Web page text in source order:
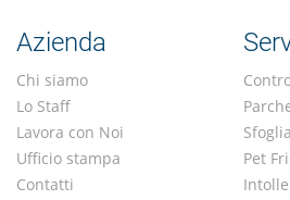
Azienda
Chi siamo
Lo Staff
Lavora con Noi
Ufficio stampa
Contatti
Pet